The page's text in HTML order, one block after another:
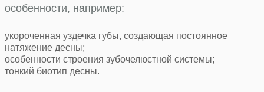
особенности, например:
укороченная уздечка губы, создающая постоянное
натяжение десны;
особенности строения зубочелюстной системы;
тонкий биотип десны.